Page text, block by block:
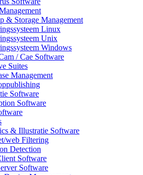
& Storage Management
Linux
Unix
Windows
/ Cae Software
Suites
Management
Software
Software
& Illustratie Software
web Filtering
Detection
Software
Software